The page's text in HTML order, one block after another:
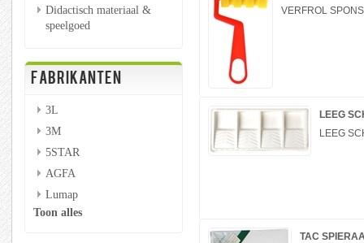
Didactisch materiaal &
speelgoed
FABRIKANTEN
3L
3M
5STAR
AGFA
Lumap
Toon alles
VERFROL
LEEG
LEEG
TAC